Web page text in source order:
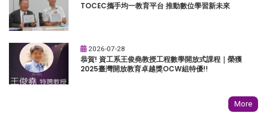
TOCEC攜手均一教育平台 推動數位學習新未來
2026-07-28
恭賀! 資工系王俊堯教授工程數學開放式課程｜榮獲
2025臺灣開放教育卓越獎OCW組特優!!
More